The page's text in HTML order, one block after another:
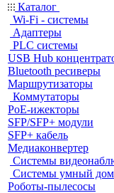
Каталог
Wi-Fi - системы
Адаптеры
PLC системы
USB Hub
Bluetooth ресиверы
Маршрутизаторы
Коммутаторы
PoE-ижекторы
SFP/SFP+ модули
SFP+ кабель
Медиаконвертер
Системы
Системы умный дом
Роботы-пылесосы